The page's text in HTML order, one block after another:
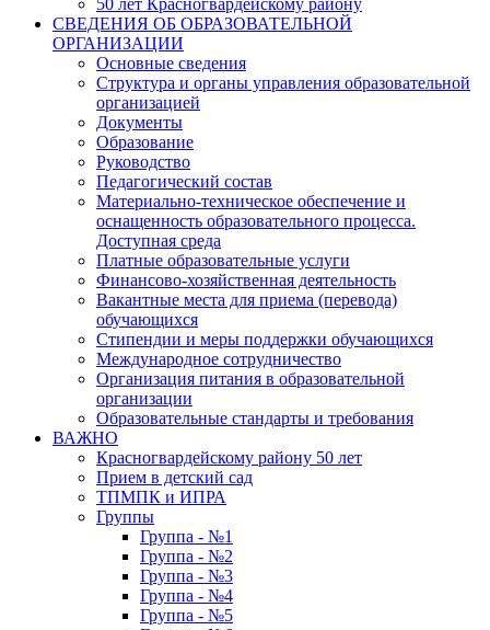
50 лет Красногвардейскому району
СВЕДЕНИЯ ОБ ОБРАЗОВАТЕЛЬНОЙ
ОРГАНИЗАЦИИ
Основные сведения
Структура и органы управления образовательной
организацией
Документы
Образование
Руководство
Педагогический состав
Материально-техническое обеспечение и
оснащенность образовательного процесса.
Доступная среда
Платные образовательные услуги
Финансово-хозяйственная деятельность
Вакантные места для приема (перевода)
обучающихся
Стипендии и меры поддержки обучающихся
Международное сотрудничество
Организация питания в образовательной
организации
Образовательные стандарты и требования
ВАЖНО
Красногвардейскому району 50 лет
Прием в детский сад
ТПМПК и ИПРА
Группы
Группа - №1
Группа - №2
Группа - №3
Группа - №4
Группа - №5